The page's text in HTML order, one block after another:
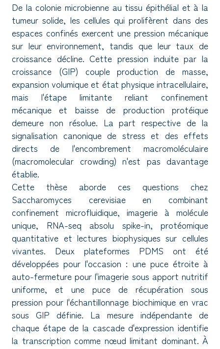
De la colonie microbienne au tissu épithélial et à la
tumeur solide, les cellules qui prolifèrent dans des
espaces confinés exercent une pression mécanique
sur leur environnement, tandis que leur taux de
croissance décline. Cette pression induite par la
croissance (GIP) couple production de masse,
expansion volumique et état physique intracellulaire,
mais l'étape limitante reliant confinement
mécanique et baisse de production protéique
demeure non résolue. La part respective de la
signalisation canonique de stress et des effets
directs de l'encombrement macromoléculaire
(macromolecular crowding) n'est pas davantage
établie.
Cette thèse aborde ces questions chez
Saccharomyces cerevisiae en combinant
confinement microfluidique, imagerie à molécule
unique, RNA-seq absolu spike-in, protéomique
quantitative et lectures biophysiques sur cellules
vivantes. Deux plateformes PDMS ont été
développées pour l'occasion : une puce étroite à
auto-fermeture pour l'imagerie sous apport nutritif
uniforme, et une puce de récupération sous
pression pour l'échantillonnage biochimique en vrac
sous GIP définie. La mesure indépendante de
chaque étape de la cascade d'expression identifie
la transcription comme nœud limitant dominant. À